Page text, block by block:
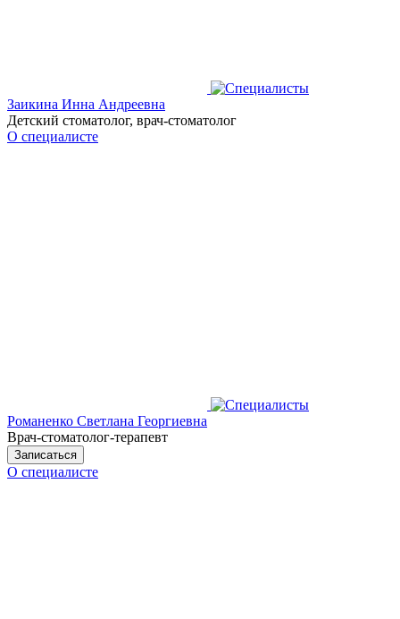
Заикина Инна Андреевна
Детский стоматолог, врач-стоматолог
О специалисте
Романенко Светлана Георгиевна
Врач-стоматолог-терапевт
Записаться
О специалисте